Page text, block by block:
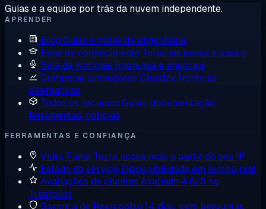
Guias e a equipe por trás da nuvem independente.
APRENDER
Blog Guias e notas de engenharia
Base de conhecimento Tutoriais passo a passo
Sala de Notícias Imprensa e anúncios
Comparar provedores Cloudzy frente às
alternativas
Todos os recursos Guias, documentação,
ferramentas, notícias
FERRAMENTAS E CONFIANÇA
Vidro Fumê Teste nossa rede a partir do seu IP
Estado do serviço Disponibilidade em tempo real
Avaliações de clientes Avaliado 4,6/5 no
Trustpilot
Garantia de Reembolso 14 dias, sem perguntas